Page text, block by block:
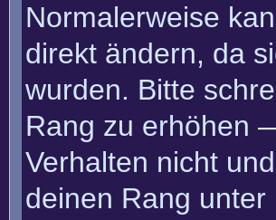
Normalerweise
direkt ändern, da
wurden. Bitte
Rang zu erhöhen
Verhalten nicht
deinen Rang